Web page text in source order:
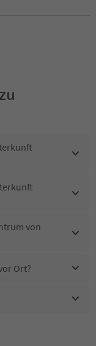
von
Ort?
Sunseit'n